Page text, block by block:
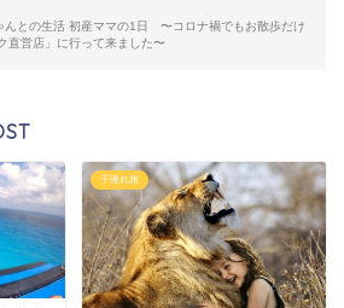
んとの生活 初産ママの1日 〜コロナ禍でもお散歩だけ
直営店」に行って来ました〜
子連れ旅